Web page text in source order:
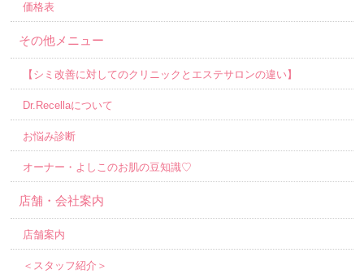
価格表
その他メニュー
【シミ改善に対してのクリニックとエステサロンの違い】
Dr.Recellaについて
お悩み診断
オーナー・よしこのお肌の豆知識♡
店舗・会社案内
店舗案内
＜スタッフ紹介＞